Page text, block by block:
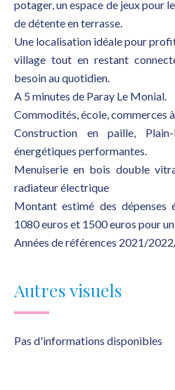
potager, un espace de jeux pour
de détente en terrasse.
Une localisation idéale pour
village tout en restant
besoin au quotidien.
A 5 minutes de Paray Le Monial.
Commodités, école, commerces
Construction en paille,
énergétiques performantes.
Menuiserie en bois double
radiateur électrique
Montant estimé des dépenses
1080 euros et 1500 euros pour
Années de références 2021/
Autres visuels
Pas d'informations disponibles